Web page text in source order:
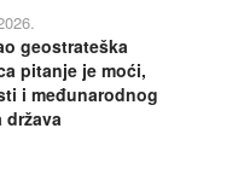
geostrateška
pitanje je moći,
i međunarodnog
država